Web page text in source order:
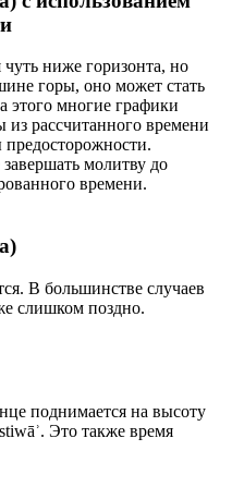
ниже горизонта, но
горы, оно может стать
этого многие графики
рассчитанного времени
молитву до
времени.
В большинстве случаев
слишком поздно.
поднимается на высоту
Это также время